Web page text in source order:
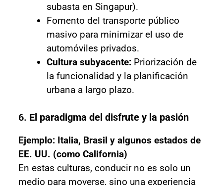
subasta en Singapur).
Fomento del transporte público
masivo para minimizar el uso de
automóviles privados.
Cultura subyacente:Priorización de
la funcionalidad y la planificación
urbana a largo plazo.
6. El paradigma del disfrute y la pasión
Ejemplo: Italia, Brasil y algunos estados de
EE. UU. (como California)
En estas culturas, conducir no es solo un
medio para moverse, sino una experiencia